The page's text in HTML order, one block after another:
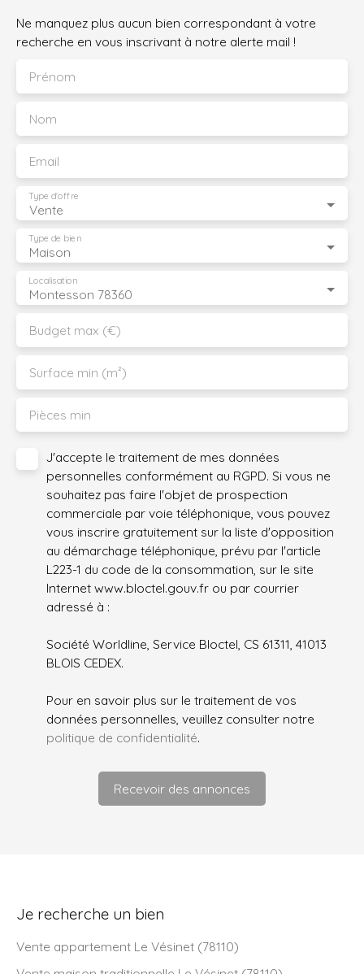
Ne manquez plus aucun bien correspondant à votre
recherche en vous inscrivant à notre alerte mail !
Prénom
Nom
Email
Vente
Type d'offre
Maison
Type de bien
Montesson 78360
Localisation
Budget max (€)
Surface min (m²)
Pièces min
J'accepte le traitement de mes données
personnelles conformément au RGPD. Si vous ne
souhaitez pas faire l'objet de prospection
commerciale par voie téléphonique, vous pouvez
vous inscrire gratuitement sur la liste d'opposition
au démarchage téléphonique, prévu par l'article
L223-1 du code de la consommation, sur le site
Internet www.bloctel.gouv.fr ou par courrier
adressé à :
Société Worldline, Service Bloctel, CS 61311, 41013
BLOIS CEDEX.
Pour en savoir plus sur le traitement de vos
données personnelles, veuillez consulter notre
politique de confidentialité.
Recevoir des annonces
Je recherche un bien
Vente appartement Le Vésinet (78110)